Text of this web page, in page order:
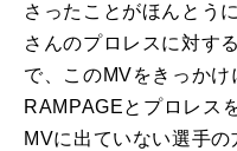
さったことがほんとう
さんのプロレスに対す
で、このMVをきっかけ
RAMPAGEとプロレス
MVに出ていない選手